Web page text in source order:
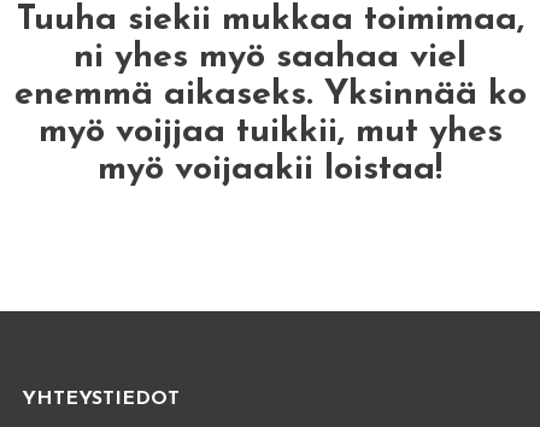
Tuuha siekii mukkaa toimimaa,
ni yhes myö saahaa viel
enemmä aikaseks. Yksinnää ko
myö voijjaa tuikkii, mut yhes
myö voijaakii loistaa!
YHTEYSTIEDOT